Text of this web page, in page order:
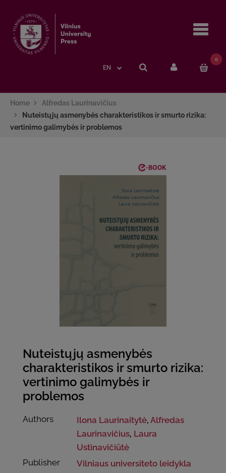
EN
0
Home
Alfredas Laurinavičius
Nuteistųjų asmenybės charakteristikos ir smurto rizika:
vertinimo galimybės ir problemos
Nuteistųjų asmenybės
charakteristikos ir smurto rizika:
vertinimo galimybės ir
problemos
Authors Ilona Laurinaitytė,Alfredas
Laurinavičius, Laura
Ustinavičiūtė
Publisher
Vilniaus universiteto leidykla